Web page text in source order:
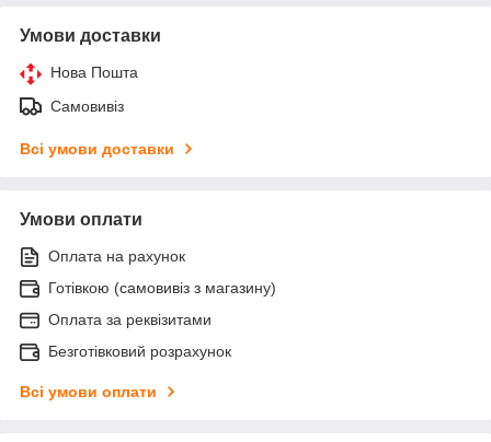
Умови доставки
Нова Пошта
Самовивіз
Всі умови доставки
Умови оплати
Оплата на рахунок
Готівкою (самовивіз з магазину)
Оплата за реквізитами
Безготівковий розрахунок
Всі умови оплати